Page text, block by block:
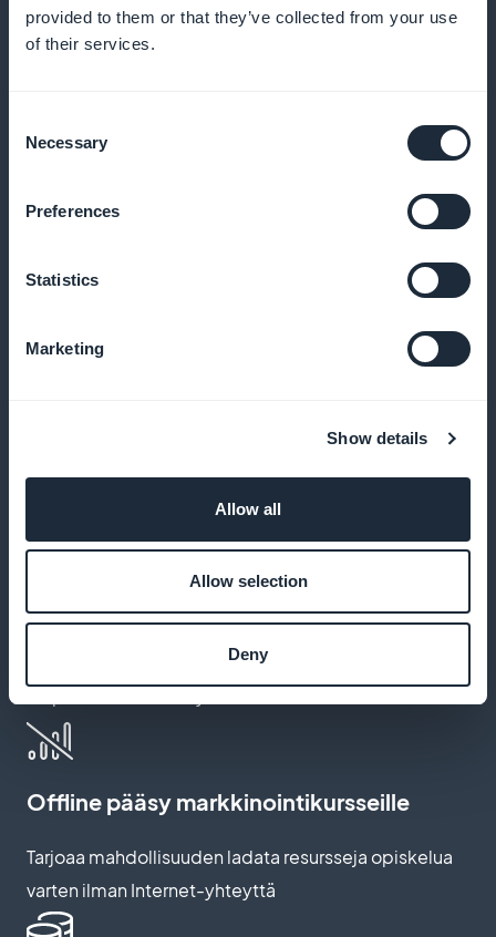
provided to them or that they’ve collected from your use
of their services.
Selection
Necessary
Preferences
Statistics
Marketing
Show details
Allow all
Allow selection
Deny
dynaamisuuden lisäämiseksi
edistämiseksi
Lähetä muistutuksia ja ilmoita oppilaillesi äskettäin
sitoutumisensa
Tarjota podcasteja, jotta oppijat voivat seurata
Kirjanmerkkilaajennus kurssien
tallentamiseen
Anna oppilaiden tallentaa suosikkitunnit, jotta ne ovat
Offline pääsy markkinointikursseille
Tarjoaa mahdollisuuden ladata resursseja opiskelua
varten ilman Internet-yhteyttä